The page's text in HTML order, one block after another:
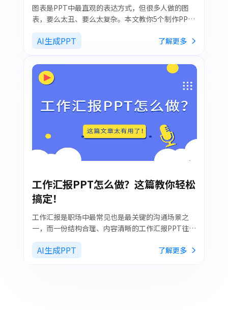
图表是PPT中最直观的表达方式，但很多人做的图
表，要么太丑、要么太复杂。本文教你5个制作PPT
图表的关键思维方法，从内容表达到视觉优化，再配
合墨刀AIPPT这款AI神器，一键生成高质量图表，帮
AI生成PPT 了解更多
工作汇报PPT怎么做？这篇教你轻松
搞定！
工作汇报是职场中最常见也是最关键的沟通场景之
一，而一份结构合理、内容清晰的工作汇报PPT往往
能帮你快速提升表达效率与职业形象。这篇文章将会
教你如何做好一份高效、专业的工作汇报PPT，让你
AI生成PPT 了解更多